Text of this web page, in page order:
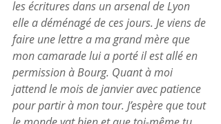
les écritures dans un arsenal de Lyon
elle a déménagé de ces jours. Je viens de
faire une lettre a ma grand mère que
mon camarade lui a porté il est allé en
permission à Bourg. Quant à moi
jattend le mois de janvier avec patience
pour partir à mon tour. J’espère que tout